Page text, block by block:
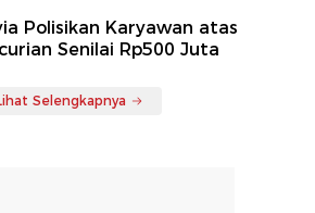
Polisikan Karyawan atas
Senilai Rp500 Juta
Selengkapnya